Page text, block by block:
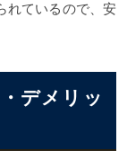
れているので、安
デメリッ